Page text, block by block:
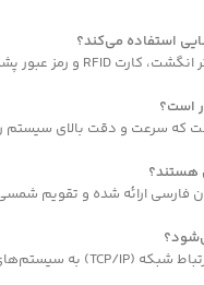
استفاده می‌کند؟
است؟
هستند؟
فارسی ارائه شده و تقویم